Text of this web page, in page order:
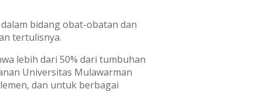
bidang obat-obatan dan
tertulisnya.
lebih dari 50% dari tumbuhan
Universitas Mulawarman
dan untuk berbagai